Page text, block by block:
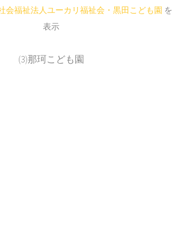
会福祉法人ユーカリ福祉会・黒田こども園 を
表示
(3)那珂こども園